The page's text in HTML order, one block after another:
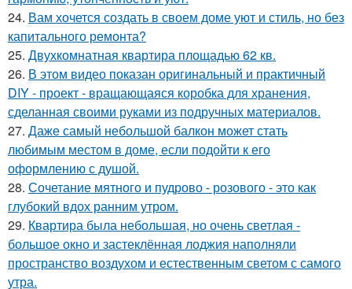
24. Вам хочется создать в своем доме уют и стиль, но без
капитального ремонта?
25. Двухкомнатная квартира площадью 62 кв.
26. В этом видео показан оригинальный и практичный
DIY - проект - вращающаяся коробка для хранения,
сделанная своими руками из подручных материалов.
27. Даже самый небольшой балкон может стать
любимым местом в доме, если подойти к его
оформлению с душой.
28. Сочетание мятного и пудрово - розового - это как
глубокий вдох ранним утром.
29. Квартира была небольшая, но очень светлая -
большое окно и застеклённая лоджия наполняли
пространство воздухом и естественным светом с самого
утра.